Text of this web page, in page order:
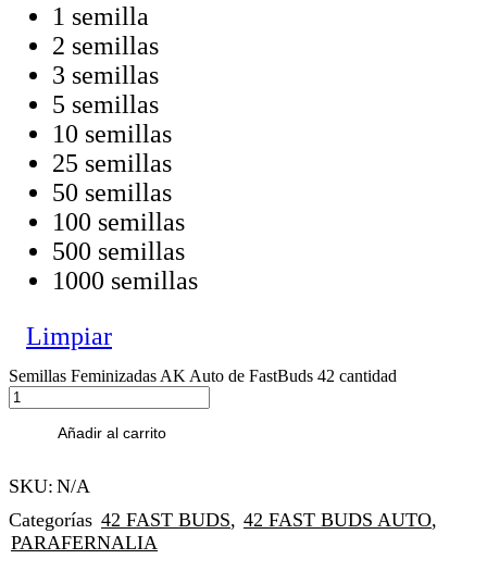
1 semilla
2 semillas
3 semillas
5 semillas
10 semillas
25 semillas
50 semillas
100 semillas
500 semillas
1000 semillas
Limpiar
Semillas Feminizadas AK Auto de FastBuds 42 cantidad
Añadir al carrito
SKU: N/A
Categorías 42 FAST BUDS, 42 FAST BUDS AUTO,
PARAFERNALIA